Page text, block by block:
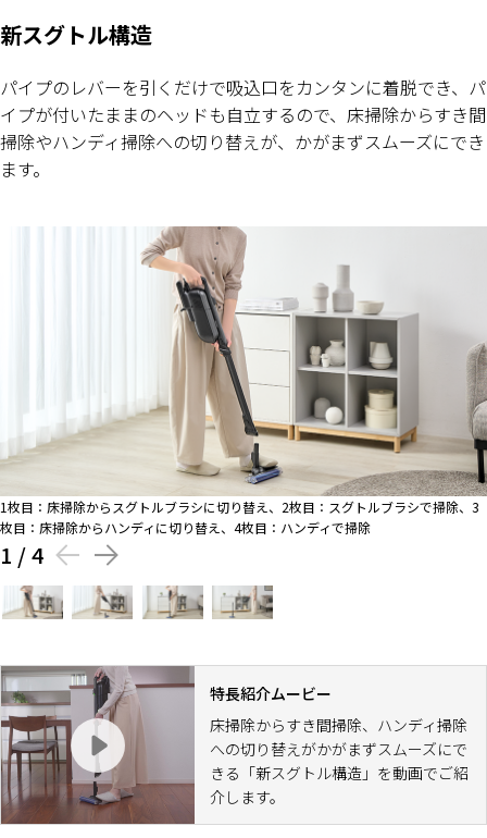
新スグトル構造
パイプのレバーを引くだけで吸込口をカンタンに着脱でき、パ
イプが付いたままのヘッドも自立するので、床掃除からすき間
掃除やハンディ掃除への切り替えが、かがまずスムーズにでき
ます。
1枚目：床掃除からスグトルブラシに切り替え、2枚目：スグトルブラシで掃除、3
枚目：床掃除からハンディに切り替え、4枚目：ハンディで掃除
1 /4
特長紹介ムービー
床掃除からすき間掃除、ハンディ掃除
への切り替えがかがまずスムーズにで
きる「新スグトル構造」を動画でご紹
介します。